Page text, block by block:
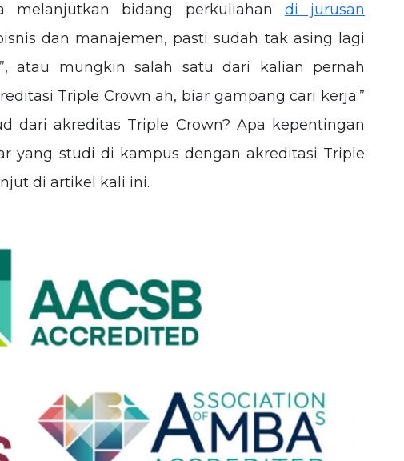
melanjutkan bidang perkuliahan di jurusan
dan manajemen, pasti sudah tak asing lagi
atau mungkin salah satu dari kalian pernah
Triple Crown ah, biar gampang cari kerja.”
dari akreditas Triple Crown? Apa kepentingan
yang studi di kampus dengan akreditasi Triple
di artikel kali ini.